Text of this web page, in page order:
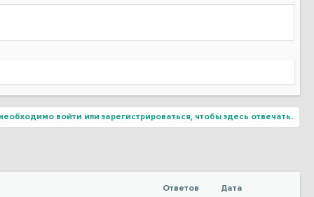
войти или зарегистрироваться, чтобы здесь отвечать.
Ответов Дата